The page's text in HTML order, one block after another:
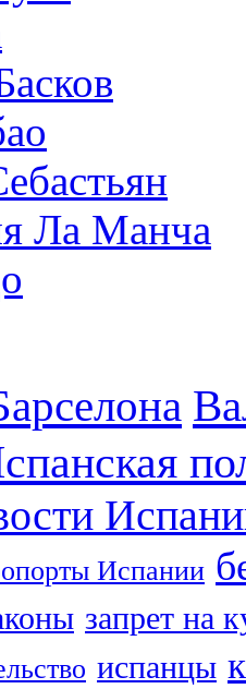
Ла Манча
Испании
запрет на
испанцы